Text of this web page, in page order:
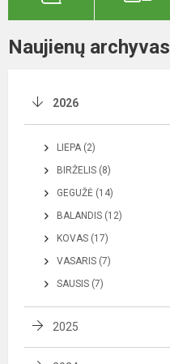
Naujienų archyvas
2026
LIEPA (2)
BIRŽELIS (8)
GEGUŽĖ (14)
BALANDIS (12)
KOVAS (17)
VASARIS (7)
SAUSIS (7)
2025